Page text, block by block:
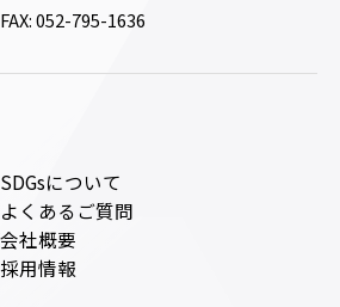
FAX: 052-795-1636
SDGsについて
よくあるご質問
会社概要
採用情報